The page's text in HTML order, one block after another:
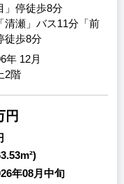
年 12月
」停徒歩8分
清瀬」バス11分「前
徒歩8分
2階
円
年08月中旬